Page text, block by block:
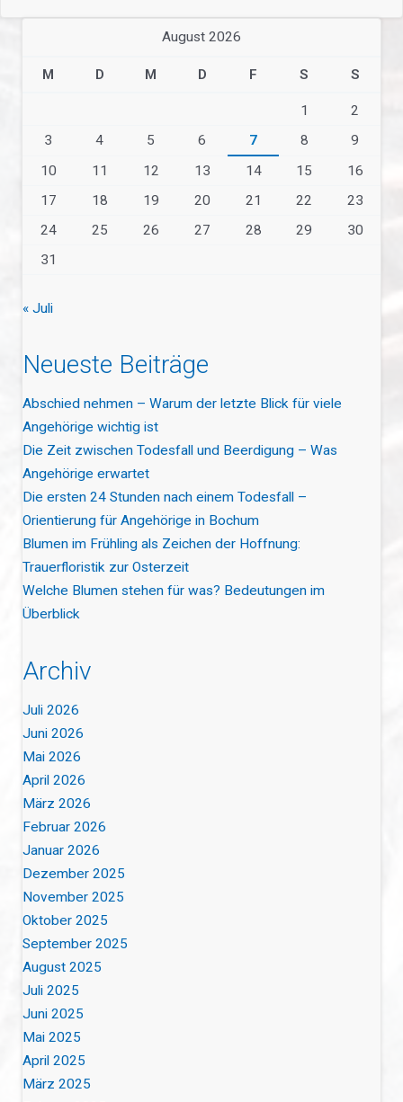
August 2026
M D M D F S S
1
2
3
4 5 6 7 8
9
10
11 12 13 14 15
16
17
18 19 20 21 22
23
24
25 26 27 28 29
30
31
« Juli
Neueste Beiträge
Abschied nehmen – Warum der letzte Blick für viele
Angehörige wichtig ist
Die Zeit zwischen Todesfall und Beerdigung – Was
Angehörige erwartet
Die ersten 24 Stunden nach einem Todesfall –
Orientierung für Angehörige in Bochum
Blumen im Frühling als Zeichen der Hoffnung:
Trauerfloristik zur Osterzeit
Welche Blumen stehen für was? Bedeutungen im
Überblick
Archiv
Juli 2026
Juni 2026
Mai 2026
April 2026
März 2026
Februar 2026
Januar 2026
Dezember 2025
November 2025
Oktober 2025
September 2025
August 2025
Juli 2025
Juni 2025
Mai 2025
April 2025
März 2025